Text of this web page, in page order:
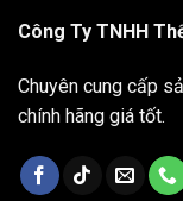
Công Ty TNHH
Chuyên cung cấp
chính hãng giá tốt.